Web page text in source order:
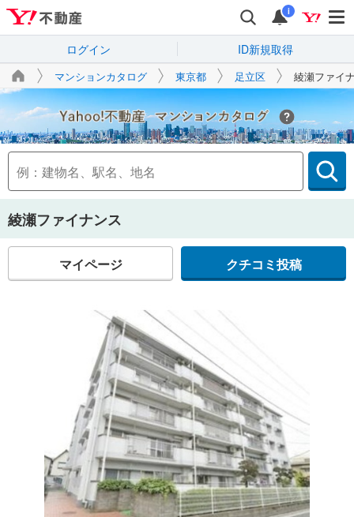
i
ログイン ID新規取得
マンションカタログ 東京都 足立区 綾瀬ファイ
Yahoo!不動産
綾瀬ファイナンス
マイページ クチコミ投稿